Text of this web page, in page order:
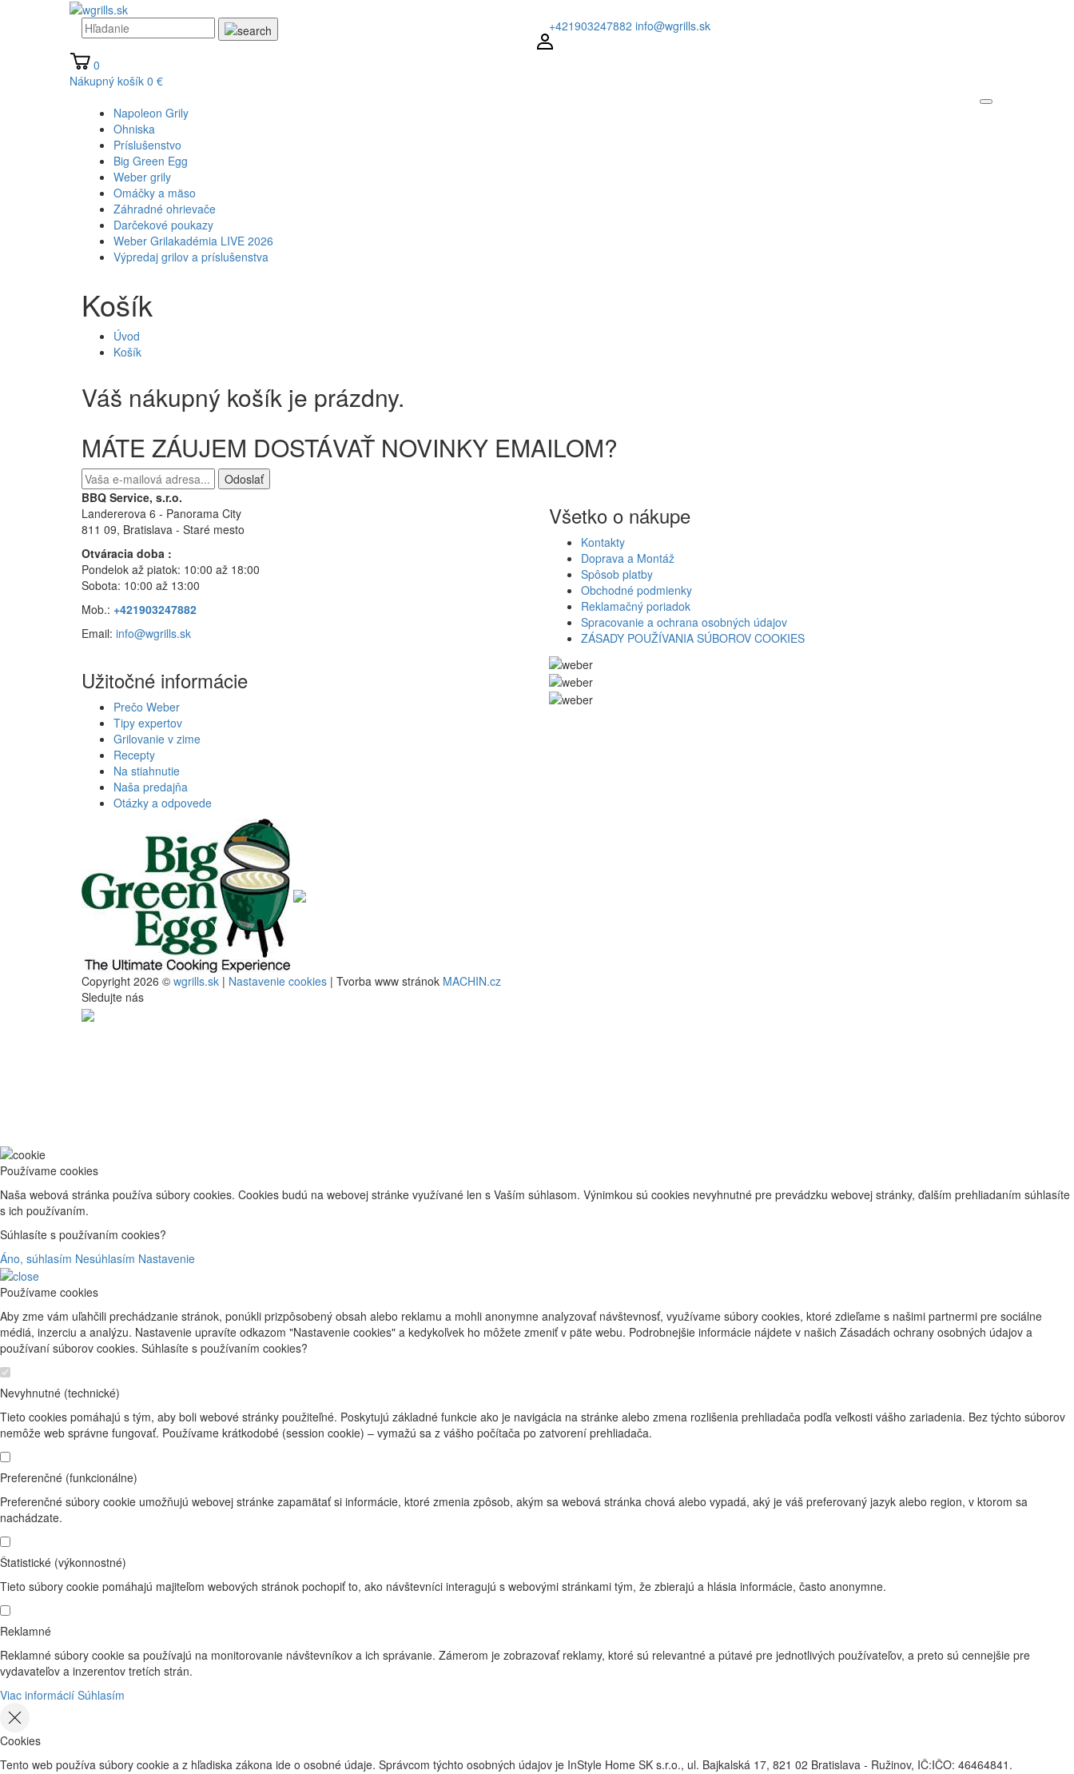
+421903247882 info@wgrills.sk
0
Nákupný košík 0 €
Napoleon Grily
Ohniska
Príslušenstvo
Big Green Egg
Weber grily
Omáčky a mäso
Záhradné ohrievače
Darčekové poukazy
Weber Grilakadémia LIVE 2026
Výpredaj grilov a príslušenstva
Košík
Úvod
Košík
Váš nákupný košík je prázdny.
MÁTE ZÁUJEM DOSTÁVAŤ NOVINKY EMAILOM?
Odoslať
BBQ Service, s.r.o.
Landererova 6 - Panorama City
811 09, Bratislava - Staré mesto
Otváracia doba :
Pondelok až piatok: 10:00 až 18:00
Sobota: 10:00 až 13:00
Mob.: +421903247882
Email: info@wgrills.sk
Všetko o nákupe
Kontakty
Doprava a Montáž
Spôsob platby
Obchodné podmienky
Reklamačný poriadok
Spracovanie a ochrana osobných údajov
ZÁSADY POUŽÍVANIA SÚBOROV COOKIES
Užitočné informácie
Prečo Weber
Tipy expertov
Grilovanie v zime
Recepty
Na stiahnutie
Naša predajňa
Otázky a odpovede
Copyright 2026 © wgrills.sk | Nastavenie cookies | Tvorba www stránok MACHIN.cz
Sledujte nás
Používame cookies
Naša webová stránka používa súbory cookies. Cookies budú na webovej stránke využívané len s Vaším súhlasom. Výnimkou sú cookies nevyhnutné pre prevádzku webovej stránky, ďalším prehliadaním súhlasíte
s ich používaním.
Súhlasíte s používaním cookies?
Áno, súhlasím Nesúhlasím Nastavenie
Používame cookies
Aby zme vám uľahčili prechádzanie stránok, ponúkli prizpôsobený obsah alebo reklamu a mohli anonymne analyzovať návštevnosť, využívame súbory cookies, ktoré zdieľame s našimi partnermi pre sociálne
médiá, inzerciu a analýzu. Nastavenie upravíte odkazom "Nastavenie cookies" a kedykoľvek ho môžete zmeniť v päte webu. Podrobnejšie informácie nájdete v našich Zásadách ochrany osobných údajov a
používaní súborov cookies. Súhlasíte s používaním cookies?
Nevyhnutné (technické)
Tieto cookies pomáhajú s tým, aby boli webové stránky použiteľné. Poskytujú základné funkcie ako je navigácia na stránke alebo zmena rozlišenia prehliadača podľa veľkosti vášho zariadenia. Bez týchto súborov
nemôže web správne fungovať. Používame krátkodobé (session cookie) – vymažú sa z vášho počítača po zatvorení prehliadača.
Preferenčné (funkcionálne)
Preferenčné súbory cookie umožňujú webovej stránke zapamätať si informácie, ktoré zmenia zpôsob, akým sa webová stránka chová alebo vypadá, aký je váš preferovaný jazyk alebo region, v ktorom sa
nachádzate.
Štatistické (výkonnostné)
Tieto súbory cookie pomáhajú majiteľom webových stránok pochopiť to, ako návštevníci interagujú s webovými stránkami tým, že zbierajú a hlásia informácie, často anonymne.
Reklamné
Reklamné súbory cookie sa používajú na monitorovanie návštevníkov a ich správanie. Zámerom je zobrazovať reklamy, ktoré sú relevantné a pútavé pre jednotlivých používateľov, a preto sú cennejšie pre
vydavateľov a inzerentov tretích strán.
Viac informácií Súhlasím
Cookies
Tento web používa súbory cookie a z hľadiska zákona ide o osobné údaje. Správcom týchto osobných údajov je InStyle Home SK s.r.o., ul. Bajkalská 17, 821 02 Bratislava - Ružinov, IČ:IČO: 46464841.